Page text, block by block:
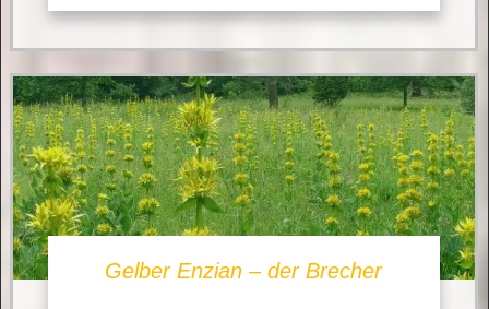
Gelber Enzian – der Brecher